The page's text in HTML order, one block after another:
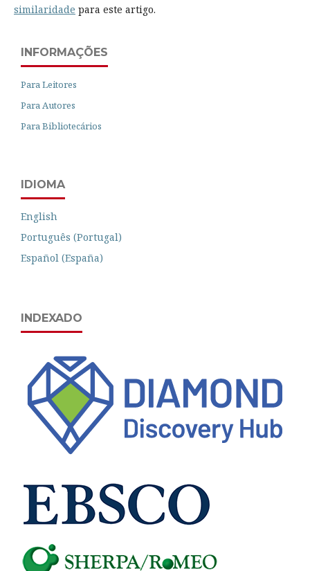
similaridade para este artigo.
INFORMAÇÕES
Para Leitores
Para Autores
Para Bibliotecários
IDIOMA
English
Português (Portugal)
Español (España)
INDEXADO